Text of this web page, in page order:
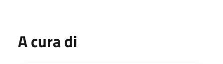
A cura di